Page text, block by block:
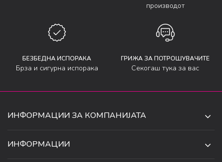
производот
БЕЗБЕДНА ИСПОРАКА
Брза и сигурна испорака
ГРИЖА ЗА ПОТРОШУВАЧИТЕ
Секогаш тука за вас
ИНФОРМАЦИИ ЗА КОМПАНИЈАТА
ИНФОРМАЦИИ